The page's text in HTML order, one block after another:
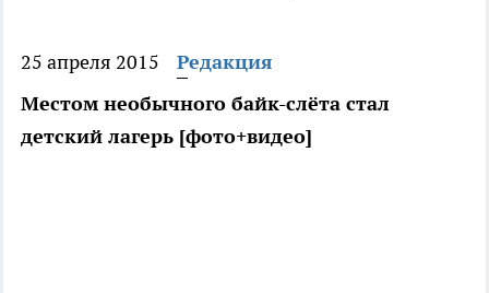
25 апреля 2015
Редакция
Местом необычного байк-слёта стал
детский лагерь [фото+видео]